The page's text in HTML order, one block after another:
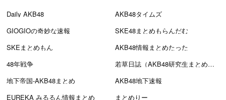
Daily AKB48
AKB48タイムズ
GIOGIOの奇妙な速報
SKE48まとめもらんだむ
SKEまとめもん
AKB48情報まとめたった
48年戦争
若草日誌（AKB48研究生まとめブログ）
地下帝国-AKB48まとめ
AKB48地下速報
EUREKA みるるん情報まとめ
まとめりー